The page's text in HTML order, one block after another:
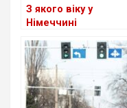
З якого віку у
Німеччині
отримують пенсію?